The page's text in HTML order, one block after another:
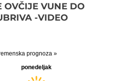
OVČIJE VUNE DO
-VIDEO